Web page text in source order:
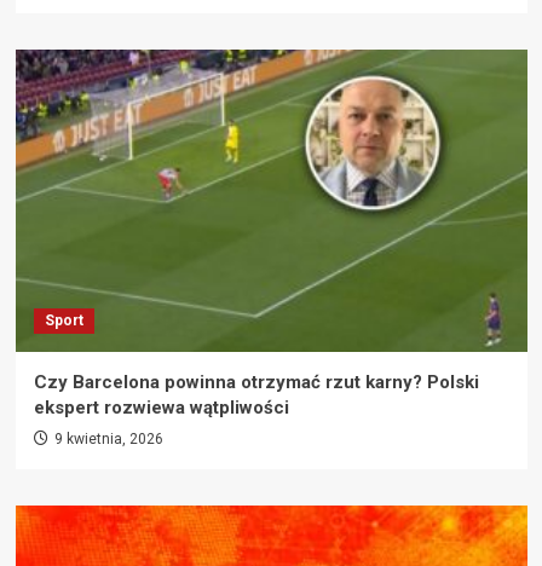
Sport
Czy Barcelona powinna otrzymać rzut karny? Polski
ekspert rozwiewa wątpliwości
9 kwietnia, 2026